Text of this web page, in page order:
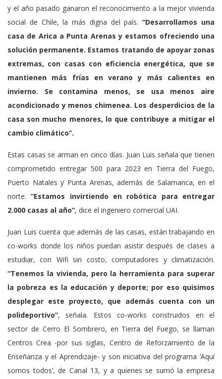
y el año pasado ganaron el reconocimiento a la mejor vivienda
social de Chile, la más digna del país.“Desarrollamos una
casa de Arica a Punta Arenas y estamos ofreciendo una
solución permanente. Estamos tratando de apoyar zonas
extremas, con casas con eficiencia energética, que se
mantienen más frías en verano y más calientes en
invierno. Se contamina menos, se usa menos aire
acondicionado y menos chimenea. Los desperdicios de la
casa son mucho menores, lo que contribuye a mitigar el
cambio climático”.
Estas casas se arman en cinco días. Juan Luis señala que tienen
comprometido entregar 500 para 2023 en Tierra del Fuego,
Puerto Natales y Punta Arenas, además de Salamanca, en el
norte.“Estamos invirtiendo en robótica para entregar
2.000 casas al año”, dice el ingeniero comercial UAI.
Juan Luis cuenta que además de las casas, están trabajando en
co-works donde los niños puedan asistir después de clases a
estudiar, con Wifi sin costo, computadores y climatización.
“Tenemos la vivienda, pero la herramienta para superar
la pobreza es la educación y deporte; por eso quisimos
desplegar este proyecto, que además cuenta con un
polideportivo”, señala. Estos co-works construidos en el
sector de Cerro El Sombrero, en Tierra del Fuego, se llaman
Centros Crea -por sus siglas, Centro de Reforzamiento de la
Enseñanza y el Aprendizaje- y son iniciativa del programa ‘Aquí
somos todos’, de Canal 13, y a quienes se sumó la empresa